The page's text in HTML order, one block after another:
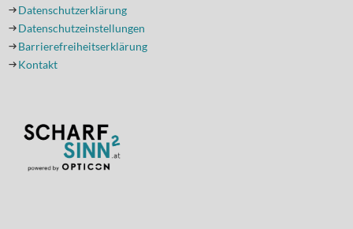
Datenschutzerklärung
Datenschutzeinstellungen
Barrierefreiheitserklärung
Kontakt